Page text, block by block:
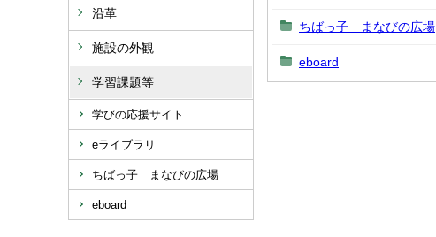
沿革
施設の外観
学習課題等
学びの応援サイト
eライブラリ
ちばっ子 まなびの広場
eboard
ちばっ子 まなびの広場
eboard